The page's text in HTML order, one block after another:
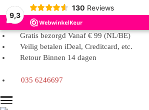
9,3
130 Reviews
Gratis bezorgd Vanaf € 99 (NL/BE)
Veilig betalen iDeal, Creditcard, etc.
Retour Binnen 14 dagen
035 6246697